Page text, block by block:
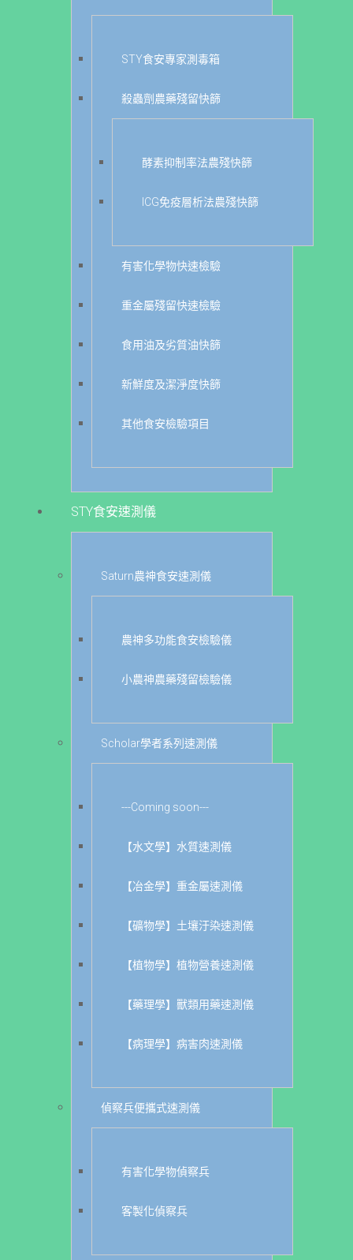
STY食安專家測毒箱
殺蟲劑農藥殘留快篩
酵素抑制率法農殘快篩
ICG免疫層析法農殘快篩
有害化學物快速檢驗
重金屬殘留快速檢驗
食用油及劣質油快篩
新鮮度及潔淨度快篩
其他食安檢驗項目
STY食安速測儀
Saturn農神食安速測儀
農神多功能食安檢驗儀
小農神農藥殘留檢驗儀
Scholar學者系列速測儀
---Coming soon---
【水文學】水質速測儀
【冶金學】重金屬速測儀
【礦物學】土壤汙染速測儀
【植物學】植物營養速測儀
【藥理學】獸類用藥速測儀
【病理學】病害肉速測儀
偵察兵便攜式速測儀
有害化學物偵察兵
客製化偵察兵